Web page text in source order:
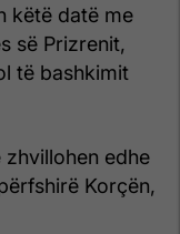
këtë datë me
së Prizrenit,
të bashkimit
edhe
Korçën,